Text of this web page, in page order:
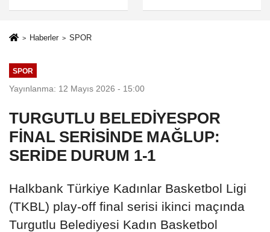
Fikstürü Belli
Elektrik Kesintisi
Haberler SPOR
SPOR
Yayınlanma: 12 Mayıs 2026 - 15:00
TURGUTLU BELEDİYESPOR
FİNAL SERİSİNDE MAĞLUP:
SERİDE DURUM 1-1
Halkbank Türkiye Kadınlar Basketbol Ligi
(TKBL) play-off final serisi ikinci maçında
Turgutlu Belediyesi Kadın Basketbol